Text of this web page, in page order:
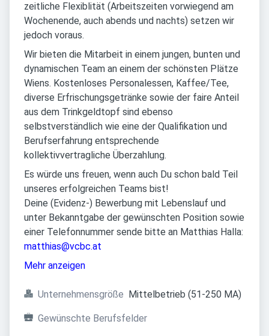
zeitliche Flexiblität (Arbeitszeiten vorwiegend am
Wochenende, auch abends und nachts) setzen wir
jedoch voraus.
Wir bieten die Mitarbeit in einem jungen, bunten und
dynamischen Team an einem der schönsten Plätze
Wiens. Kostenloses Personalessen, Kaffee/Tee,
diverse Erfrischungsgetränke sowie der faire Anteil
aus dem Trinkgeldtopf sind ebenso
selbstverständlich wie eine der Qualifikation und
Berufserfahrung entsprechende
kollektivvertragliche Überzahlung.
Es würde uns freuen, wenn auch Du schon bald Teil
unseres erfolgreichen Teams bist!
Deine (Evidenz-) Bewerbung mit Lebenslauf und
unter Bekanntgabe der gewünschten Position sowie
einer Telefonnummer sende bitte an Matthias Halla:
matthias@vcbc.at
Mehr anzeigen
Unternehmensgröße Mittelbetrieb (51-250 MA)
Gewünschte Berufsfelder